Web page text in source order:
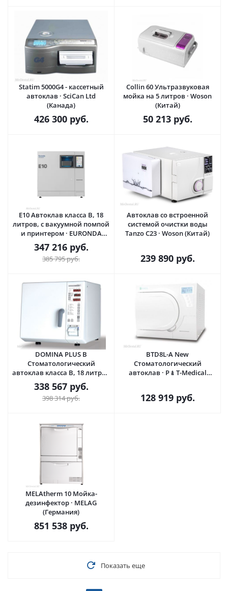
Statim 5000G4 - кассетный
автоклав · SciCan Ltd
(Канада)
426 300руб.
Collin 60 Ультразвуковая
мойка на 5 литров · Woson
(Китай)
50 213руб.
E10 Автоклав класса B, 18
литров, с вакуумной помпой
и принтером · EURONDA
(Италия)
347 216руб.
385 795руб.
Автоклав со встроенной
системой очистки воды
Tanzo C23 · Woson (Китай)
239 890руб.
DOMINA PLUS B
Стоматологический
автоклав класса B, 18 литров
· Dental X
338 567руб.
398 314руб.
BTD8L-A New
Стоматологический
автоклав · P﹠T-Medical
128 919руб.
MELAtherm 10 Мойка-
дезинфектор · MELAG
(Германия)
851 538руб.
Показать еще